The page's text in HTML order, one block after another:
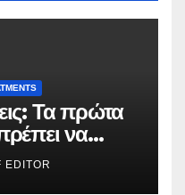
Τα πρώτα
να
EDITOR